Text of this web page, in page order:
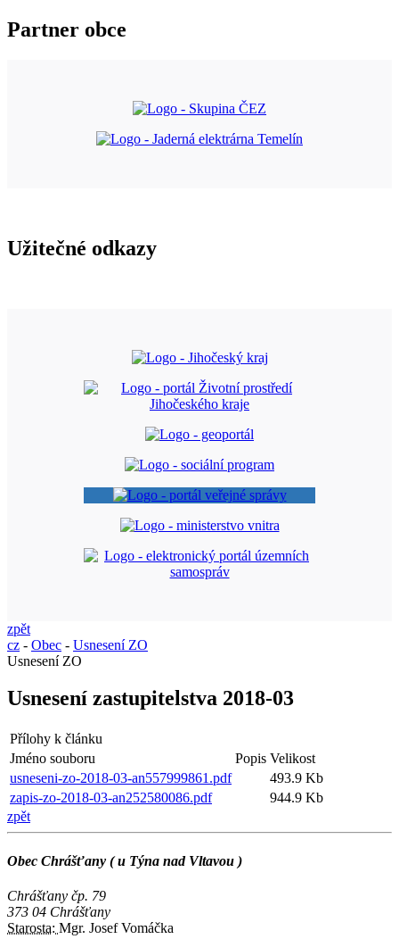
Partner obce
Užitečné odkazy
zpět
cz - Obec - Usnesení ZO
Usnesení ZO
Usnesení zastupitelstva 2018-03
Přílohy k článku
Jméno souboru
Popis Velikost
usneseni-zo-2018-03-an557999861.pdf
493.9 Kb
zapis-zo-2018-03-an252580086.pdf
944.9 Kb
zpět
Obec Chrášťany ( u Týna nad Vltavou )
Chrášťany čp. 79
373 04 Chrášťany
Starosta: Mgr. Josef Vomáčka